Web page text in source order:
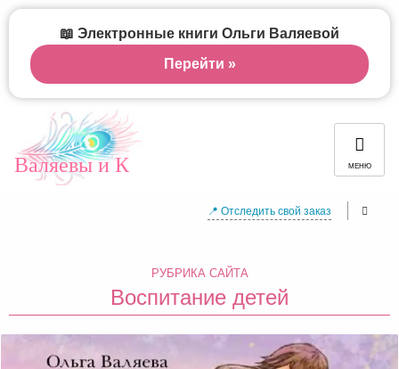
Валяевы и К МЕНЮ
📍 Отследить свой заказ
РУБРИКА САЙТА
Воспитание детей
📖 Электронные книги Ольги Валяевой
Перейти »